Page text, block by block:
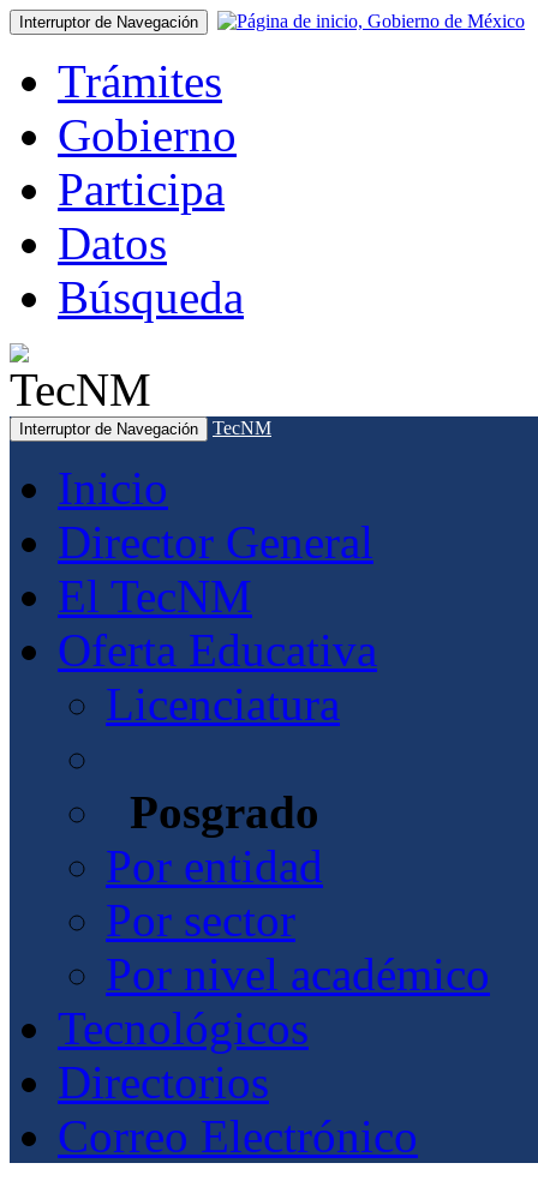
Interruptor de Navegación
Trámites
Gobierno
Participa
Datos
Búsqueda
Interruptor de Navegación TecNM
Inicio
Director General
El TecNM
Oferta Educativa
Licenciatura
Posgrado
Por entidad
Por sector
Por nivel académico
Tecnológicos
Directorios
Correo Electrónico